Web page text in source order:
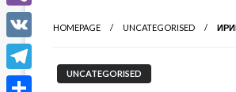
HOMEPAGE UNCATEGORISED
UNCATEGORISED
Viber
VK
Telegram